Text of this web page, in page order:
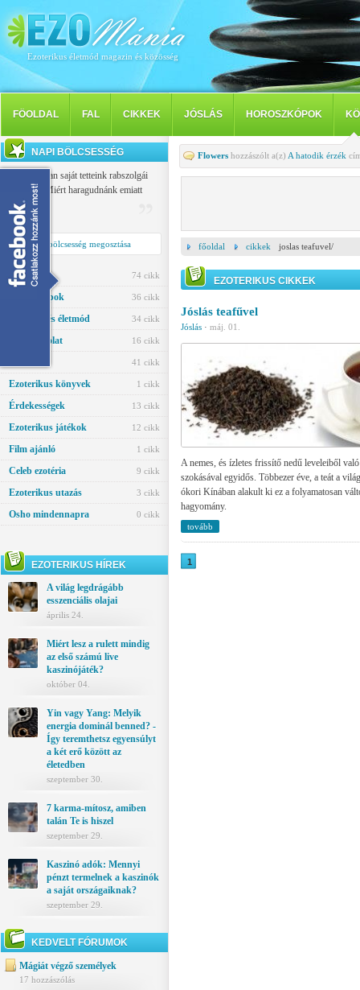
Ezoterikus életmód magazin és közösség
FÖOLDAL FAL CIKKEK JÓSLÁS HOROSZKÓPOK
NAPI BÖLCSESSÉG
Mindannyian saját tetteink rabszolgái
vagyunk: Miért haragudnánk emiatt
másokra?
Buiddha
Napi bölcsesség megosztása
Jóslás 74 cikk
Horoszkópok 36 cikk
Egészség és életmód 34 cikk
Párkapcsolat 16 cikk
41 cikk
Ezoterikus könyvek 1 cikk
Érdekességek 13 cikk
Ezoterikus játékok 12 cikk
Film ajánló 1 cikk
Celeb ezotéria 9 cikk
Ezoterikus utazás 3 cikk
Osho mindennapra 0 cikk
EZOTERIKUS HÍREK
A világ legdrágább
esszenciális olajai
április 24.
Miért lesz a rulett mindig
az első számú live
kaszinójáték?
október 04.
Yin vagy Yang: Melyik
energia dominál benned? -
Így teremthetsz egyensúlyt
a két erő között az
életedben
szeptember 30.
7 karma-mítosz, amiben
talán Te is hiszel
szeptember 29.
Kaszinó adók: Mennyi
pénzt termelnek a kaszinók
a saját országaiknak?
szeptember 29.
KEDVELT FÓRUMOK
Mágiát végző személyek
17 hozzászólás
Flowers hozzászólt a(z) A hatodik érzék
főoldal cikkek joslas teafuvel/
EZOTERIKUS CIKKEK
Jóslás teafűvel
Jóslás · máj. 01.
A nemes, és ízletes frissítő nedű leveleiből
szokásával egyidős. Többezer éve, a teát a
ókori Kínában alakult ki ez a folyamatosan
hagyomány.
tovább
1